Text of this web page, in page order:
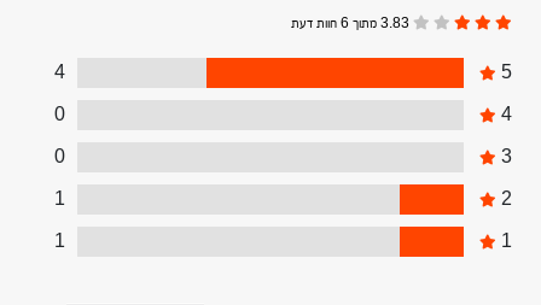
5
4
4
0
3
0
2
1
1
1